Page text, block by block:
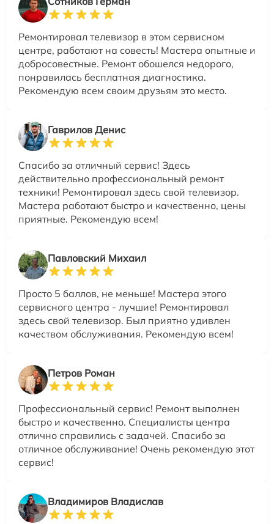
Ремонтировал телевизор в этом сервисном
центре, работают на совесть! Мастера опытные и
добросовестные. Ремонт обошелся недорого,
понравилась бесплатная диагностика.
Рекомендую всем своим друзьям это место.
Гаврилов Денис
Спасибо за отличный сервис! Здесь
действительно профессиональный ремонт
техники! Ремонтировал здесь свой телевизор.
Мастера работают быстро и качественно, цены
приятные. Рекомендую всем!
Павловский Михаил
Просто 5 баллов, не меньше! Мастера этого
сервисного центра - лучшие! Ремонтировал
здесь свой телевизор. Был приятно удивлен
качеством обслуживания. Рекомендую всем!
Петров Роман
Профессиональный сервис! Ремонт выполнен
быстро и качественно. Специалисты центра
отлично справились с задачей. Спасибо за
отличное обслуживание! Очень рекомендую этот
сервис!
Владимиров Владислав